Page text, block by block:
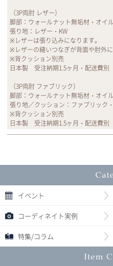
（3P両肘 レザー）
脚部：ウォールナット無垢材・オイ
張り地：レザー・KW
※レザーは張り込みになります。
※レザーの縫いつなぎが背面や肘外に
※背クッション別売
日本製 受注納期1.5ヶ月・配送費別
（3P両肘 ファブリック）
脚部：ウォールナット無垢材・オイ
張り地／クッション：ファブリック
※背クッション別売
日本製 受注納期1.5ヶ月・配送費別
イベント
コーディネイト実例
特集/コラム